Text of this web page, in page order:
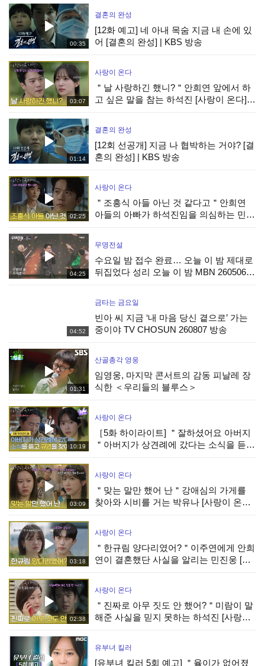
00:35
결혼의 완성
[12화 예고] 네 아내 목숨 지금 내 손에 있
어 [결혼의 완성] | KBS 방송
03:07
사랑이 온다
＂날 사랑하긴 했니?＂안희연 앞에서 하
고 싶은 말을 참는 하석진 [사랑이 온다] |
01:14
결혼의 완성
[12회 선공개] 지금 나 협박하는 거야? [결
혼의 완성] | KBS 방송
02:25
사랑이 온다
＂조흥식 아들 아닌 것 같다고＂안희연
아들의 아빠가 하석진임을 의심하는 민진
04:25
무명전설
수요일 밤 접수 완료… 오늘 이 밤 제대로
뒤집었다 성리 오늘 이 밤 MBN 260506
04:52
금타는 금요일
빈아 씨 지금 ‘내 마음 당신 곁으로’ 가는
중이야 TV CHOSUN 260807 방송
01:31
산골총각 영웅
임영웅, 마지막 콘서트의 감동 피날레 장
식한 ＜우리들의 블루스＞
10:19
사랑이 온다
［5화 하이라이트] ＂잘하셨어요 아버지
＂아버지가 상견례에 갔다는 소식을 듣고
03:09
사랑이 온다
＂맞는 말만 했어 난＂강애심의 가게를
찾아와 시비를 거는 박유나 [사랑이 온다]
03:18
사랑이 온다
＂한규림 양다리였어?＂이주연에게 안희
연이 결혼했단 사실을 알리는 민진웅 [사
02:38
사랑이 온다
＂진짜로 아무 짓도 안 했어?＂미람이 말
해준 사실을 믿지 못하는 하석진 [사랑이
유부녀 킬러
[유부녀 킬러 5회 예고] ＂율이가 없어졌